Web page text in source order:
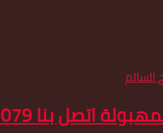
اتصل بنا 55179079